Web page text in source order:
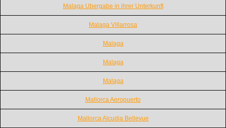
Malaga Ubergabe in ihrer Unterkunft
Malaga Villarrosa
Malaga
Malaga
Malaga
Mallorca Aeropuerto
Mallorca Alcudia Bellevue